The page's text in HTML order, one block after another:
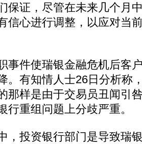
保证，尽管在未来几个月
信心进行调整，以应对当
件使瑞银金融危机后客
。有知情人士26日分析称
那样是由于交易员丑闻引
行重组问题上分歧严重。
投资银行部门是导致瑞